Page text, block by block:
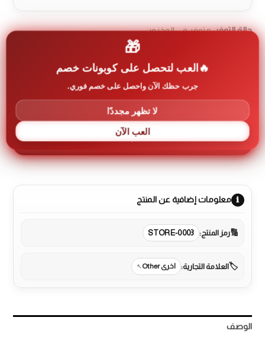
حالة التوفر:متوفر في المخزون
سقف
14-
32
إضافة إلى السلة
طلب
معلومات إضافية عن المنتج
رمز المنتج: STORE-0003
العلامة التجارية: اخرى Other
الوصف
🎁
العب لتحصل على كوبونات خصم
جرب حظك الآن واحصل على خصم فوري.
لا تظهر مجددًا
العب الآن